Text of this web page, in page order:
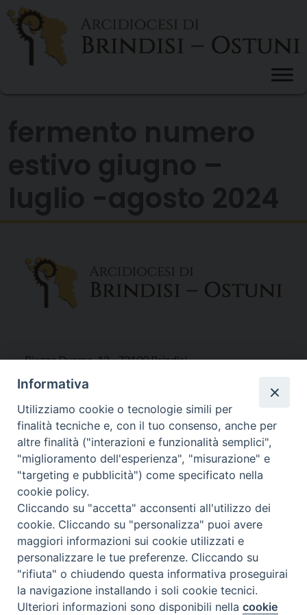
Skip
content
Piazza Duomo, 12 - 72100 Brindisi
Tel 0831.521958
Fax 0831.528315
Orari Curia
Mar. / Mer. / Giov. ore 9 - 13
nei mesi estivi solo Martedì ore 9 - 13
WebMail
Copyright © Arcidiocesi di Brindisi – Ostuni
Preferenze Cookie
Informativa
Utilizziamo cookie o tecnologie simili per
finalità tecniche e, con il tuo consenso, anche per
altre finalità ("interazioni e funzionalità semplici",
"miglioramento dell'esperienza", "misurazione" e
"targeting e pubblicità") come specificato nella
cookie policy.
Cliccando su "accetta" acconsenti all'utilizzo dei
cookie. Cliccando su "personalizza" puoi avere
maggiori informazioni sui cookie utilizzati e
personalizzare le tue preferenze. Cliccando su
"rifiuta" o chiudendo questa informativa proseguirai
la navigazione installando i soli cookie tecnici.
Ulteriori informazioni sono disponibili nellacookie